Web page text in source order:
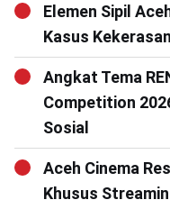
Elemen Sipil
Kasus
Angkat Tema
Competition
Sosial
Aceh Cinema
Khusus